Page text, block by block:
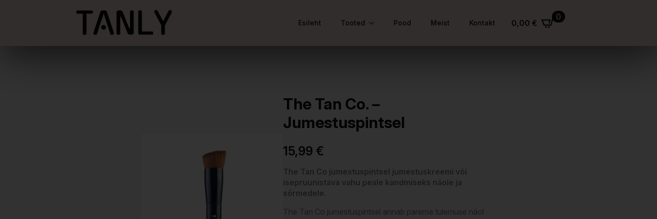
Esileht Tooted Pood Meist Kontakt 0,00 €
0
The Tan Co. –
Jumestuspintsel
15,99 €
The Tan Co jumestuspintsel jumestuskreemi või
isepruunistava vahu peale kandmiseks näole ja
sõrmedele.
The Tan Co jumestuspintsel annab parema tulemuse näol